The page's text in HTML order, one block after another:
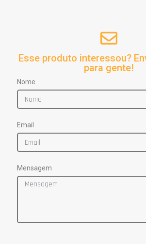
Esse produto interessou?
para gente!
Nome
Email
Mensagem